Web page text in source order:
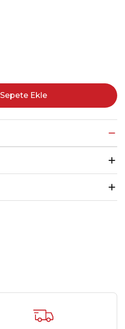
Sepete Ekle